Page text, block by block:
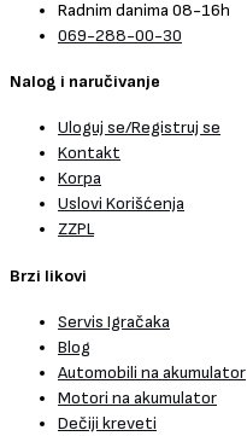
Radnim danima 08-16h
069-288-00-30
Nalog i naručivanje
Uloguj se/Registruj se
Kontakt
Korpa
Uslovi Korišćenja
ZZPL
Brzi likovi
Servis Igračaka
Blog
Automobili na akumulator
Motori na akumulator
Dečiji kreveti